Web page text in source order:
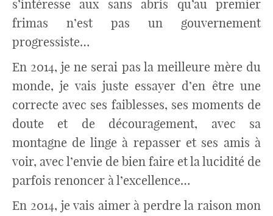
s’intéresse aux sans abris qu’au premier
frimas n’est pas un gouvernement
progressiste…
En 2014, je ne serai pas la meilleure mère du
monde, je vais juste essayer d’en être une
correcte avec ses faiblesses, ses moments de
doute et de découragement, avec sa
montagne de linge à repasser et ses amis à
voir, avec l’envie de bien faire et la lucidité de
parfois renoncer à l’excellence…
En 2014, je vais aimer à perdre la raison mon